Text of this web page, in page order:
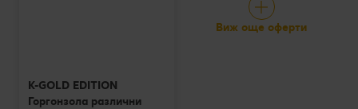
K-GOLD EDITION
Горгонзола различни
Виж още оферти